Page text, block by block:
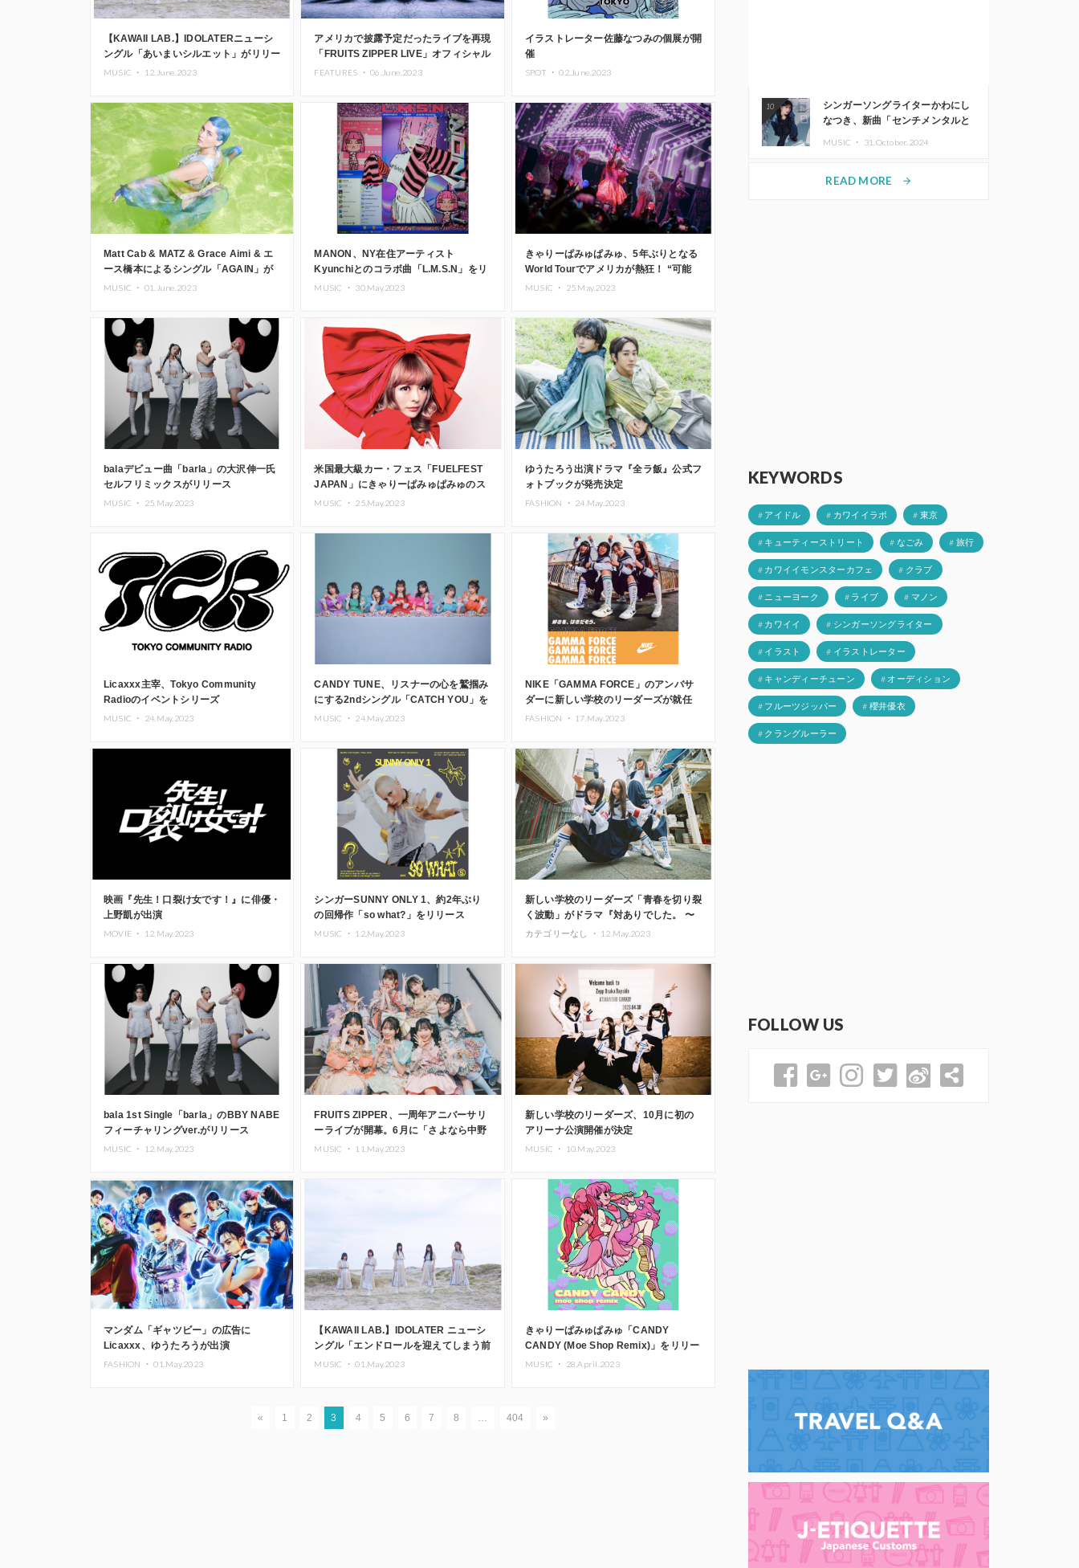
【KAWAII LAB.】IDOLATERニューシ
ングル「あいまいシルエット」がリリー
ス
MUSIC ・ 12.June.2023
アメリカで披露予定だったライブを再現
「FRUITS ZIPPER LIVE」オフィシャル
レポート
FEATURES ・06.June.2023
イラストレーター佐藤なつみの個展が開
催
SPOT ・02.June.2023
Matt Cab & MATZ & Grace Aimi & エ
ース橋本によるシングル「AGAIN」が
リリース
MUSIC ・ 01.June.2023
MANON、NY在住アーティスト
Kyunchiとのコラボ曲「L.M.S.N」をリ
リース
MUSIC ・ 30.May.2023
きゃりーぱみゅぱみゅ、5年ぶりとなる
World Tourでアメリカが熱狂！ “可能
性”と”進化”を体現したLA公演
MUSIC ・ 25.May.2023
balaデビュー曲「barla」の大沢伸一氏
セルフリミックスがリリース
MUSIC ・ 25.May.2023
米国最大級カー・フェス「FUELFEST
JAPAN」にきゃりーぱみゅぱみゅのス
ペシャルライブ実施が決定
MUSIC ・ 25.May.2023
ゆうたろう出演ドラマ『全ラ飯』公式フ
ォトブックが発売決定
FASHION ・ 24.May.2023
Licaxxx主宰、Tokyo Community
Radioのイベントシリーズ
「communities」第2弾が東京・大阪で
MUSIC ・ 24.May.2023
CANDY TUNE、リスナーの心を鷲掴み
にする2ndシングル「CATCH YOU」を
リリース
MUSIC ・ 24.May.2023
NIKE「GAMMA FORCE」のアンバサ
ダーに新しい学校のリーダーズが就任
FASHION ・ 17.May.2023
映画『先生！口裂け女です！』に俳優・
上野凱が出演
MOVIE ・ 12.May.2023
シンガーSUNNY ONLY 1、約2年ぶり
の回帰作「so what?」をリリース
MUSIC ・ 12.May.2023
新しい学校のリーダーズ「青春を切り裂
く波動」がドラマ『対ありでした。 〜
お嬢さまは格闘ゲームなんてしない〜』
カテゴリーなし ・ 12.May.2023
bala 1st Single「barla」のBBY NABE
フィーチャリングver.がリリース
MUSIC ・ 12.May.2023
FRUITS ZIPPER、一周年アニバーサリ
ーライブが開幕。6月に「さよなら中野
サンプラザ音楽祭」出演を発表
MUSIC ・ 11.May.2023
新しい学校のリーダーズ、10月に初の
アリーナ公演開催が決定
MUSIC ・ 10.May.2023
マンダム「ギャツビー」の広告に
Licaxxx、ゆうたろうが出演
FASHION ・01.May.2023
【KAWAII LAB.】IDOLATER ニューシ
ングル「エンドロールを迎えてしまう前
に」がリリース
MUSIC ・01.May.2023
きゃりーぱみゅぱみゅ「CANDY
CANDY (Moe Shop Remix)」をリリー
ス
MUSIC ・ 28.April.2023
« 1 2 3 4 5 6 7 8 … 404 »
10
シンガーソングライターかわにし
なつき、新曲「センチメンタルと
MUSIC ・ 31.October.2024
READ MORE arrow_forward
KEYWORDS
# アイドル # カワイイラボ # 東京
# キューティーストリート # なごみ # 旅行
# カワイイモンスターカフェ # クラブ
# ニューヨーク # ライブ # マノン
# カワイイ # シンガーソングライター
# イラスト # イラストレーター
# キャンディーチューン # オーディション
# フルーツジッパー # 櫻井優衣
# クラングルーラー
FOLLOW US